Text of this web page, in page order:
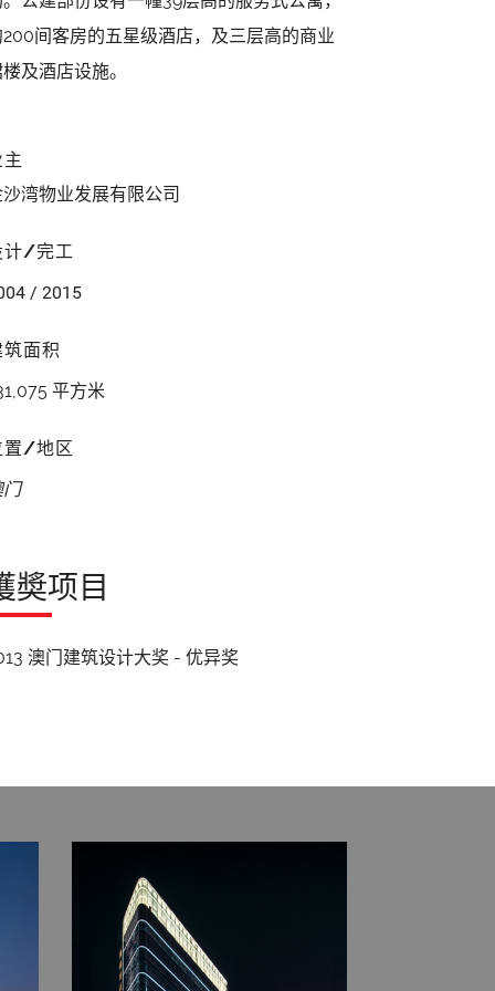
200间客房的五星级酒店，及三层高的商业
及酒店设施。
湾物业发展有限公司
计/完工
/ 2015
筑面积
平方米
置/地区
门
奬项目
澳门建筑设计大奖 - 优异奖